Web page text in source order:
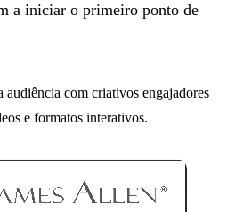
a iniciar o primeiro ponto de
audiência com criativos engajadores
e formatos interativos.